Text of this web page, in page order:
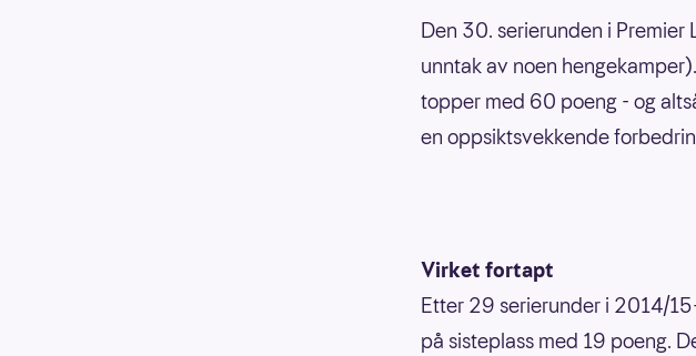
Den 30. serierunden i
unntak av noen
topper med 60 poeng - og
en oppsiktsvekkende
Virket fortapt
Etter 29 serierunder i 2014/
på sisteplass med 19 poeng.